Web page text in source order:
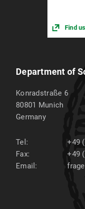
Find
Department of
Konradstraße 6
80801 Munich
Germany
Tel:
+49
Fax:
+49
Email: